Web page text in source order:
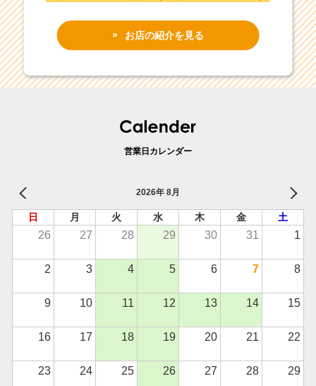
お店の紹介を見る
営業日カレンダー
2026年 8月
日 月 火 水 木 金 土
26 27 28 29 30 31 1
2 3 4 5 6 7 8
9 10 11 12 13 14 15
16 17 18 19 20 21 22
23 24 25 26 27 28 29